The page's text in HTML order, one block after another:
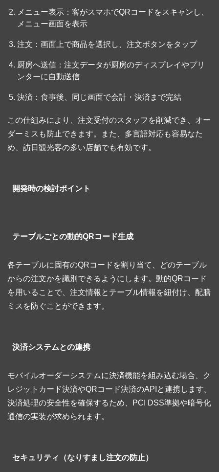
メニュー表示：客がスマホでQRコードをスキャンし、
メニュー画面を表示
注文：画面上で商品を選択し、注文ボタンをタップ
厨房へ送信：注文データが厨房のディスプレイやプリ
ンターに自動送信
決済：食事後、同じ画面で会計・決済まで完結
この仕組みにより、注文受付のスタッフを削減でき、オー
ダーミスも防止できます。また、多言語対応も容易なた
め、訪日観光客の多い店舗でも有効です。
開発時の検討ポイント
テーブルごとの動的QRコード生成
各テーブルに固有のQRコードを割り当て、どのテーブル
からの注文かを識別できるようにします。動的QRコード
を用いることで、注文情報とテーブル情報を紐付け、配膳
ミスを防ぐことができます。
決済システムとの連携
モバイルオーダーシステムに決済機能を組み込む場合、ク
レジットカード決済やQRコード決済のAPIと連携します。
決済処理の安全性を確保するため、PCI DSS準拠や暗号化
通信の実装が求められます。
セキュリティ（なりすまし注文の防止）